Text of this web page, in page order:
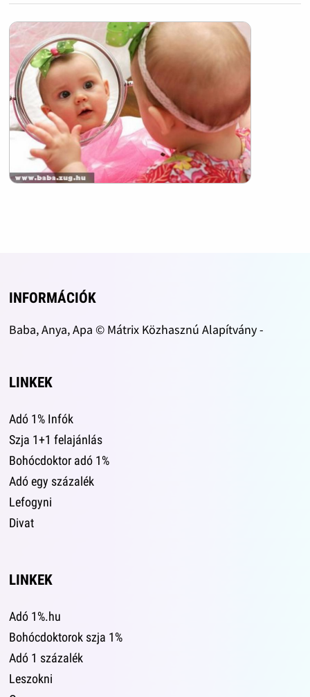
INFORMÁCIÓK
Baba, Anya, Apa © Mátrix Közhasznú Alapítvány -
LINKEK
Adó 1% Infók
Szja 1+1 felajánlás
Bohócdoktor adó 1%
Adó egy százalék
Lefogyni
Divat
LINKEK
Adó 1%.hu
Bohócdoktorok szja 1%
Adó 1 százalék
Leszokni